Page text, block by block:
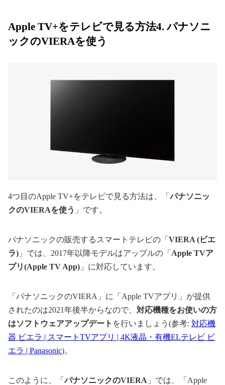
Apple TV+をテレビで見る方法4. パナソニ
ックのVIERAを使う
4つ目のApple TV+をテレビで見る方法は、「パナソニッ
クのVIERAを使う 」です。
パナソニックの販売するスマートテレビの「 VIERA (ビエ
ラ) 」では、2017年以降モデルはアップルの「 Apple TVア
プリ(Apple TV App) 」に対応しています。
「パナソニックのVIERA」に「Apple TVアプリ」が提供
されたのは2021年後半からなので、 対応機種をお使いの方
はソフトウェアアップデート を行いましょう(参考: 対応機
器 ビエラ | スマートTVアプリ | 4K液晶・有機ELテレビ ビ
エラ | Panasonic)。
このように、「パナソニックのVIERA 」では、「Apple